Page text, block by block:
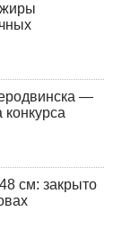
—
конкурса
см: закрыто